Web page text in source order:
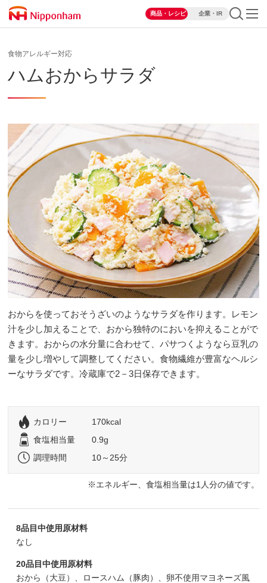
商品・レシピ 企業・IR
食物アレルギー対応
ハムおからサラダ
おからを使っておそうざいのようなサラダを作ります。レモン
汁を少し加えることで、おから独特のにおいを抑えることがで
きます。おからの水分量に合わせて、パサつくようなら豆乳の
量を少し増やして調整してください。食物繊維が豊富なヘルシ
ーなサラダです。冷蔵庫で2－3日保存できます。
カロリー
170kcal
食塩相当量
0.9g
調理時間
10～25分
エネルギー、食塩相当量は1人分の値です。
8品目中使用原材料
なし
20品目中使用原材料
おから（大豆）、ロースハム（豚肉）、卵不使用マヨネーズ風